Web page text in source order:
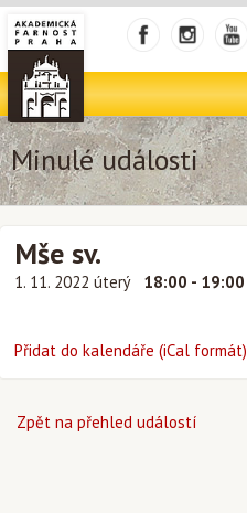
Minulé události
Mše sv.
1. 11. 2022 úterý 18:00 - 19:00
Přidat do kalendáře (iCal formát)
Zpět na přehled událostí